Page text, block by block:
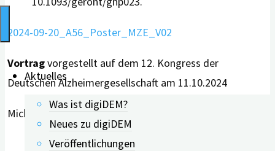
Aktuelles
Was ist digiDEM?
Neues zu digiDEM
Veröffentlichungen
2024-09-20_A56_Poster_MZE_V02
Vortragvorgestellt auf dem 12. Kongress der
Deutschen Alzheimergesellschaft am 11.10.2024
Michael Zeiler